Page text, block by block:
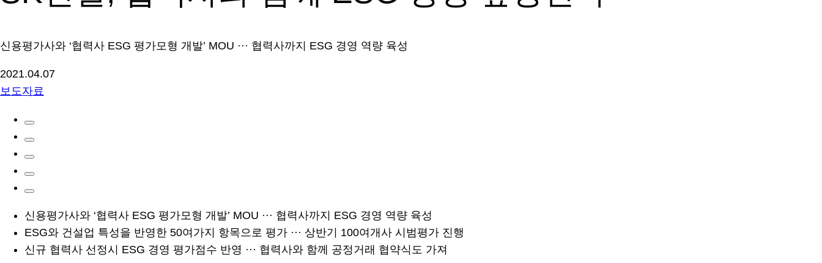
신용평가사와 ‘협력사 ESG 평가모형 개발’ MOU ··· 협력사까지 ESG 경영 역량 육성
2021.04.07
보도자료
신용평가사와 ‘협력사 ESG 평가모형 개발’ MOU ··· 협력사까지 ESG 경영 역량 육성
ESG와 건설업 특성을 반영한 50여가지 항목으로 평가 ··· 상반기 100여개사 시범평가 진행
신규 협력사 선정시 ESG 경영 평가점수 반영 ··· 협력사와 함께 공정거래 협약식도 가져